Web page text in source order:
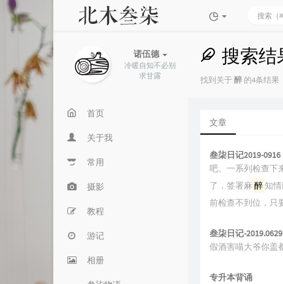
诺伍德
冷暖自知不必别
求甘露
首页
关于我
常用
摄影
教程
游记
相册
搜索结
找到关于醉 的4条结果
文章
叁柒日记2019-0916
吧。一系列检查下
了，签署麻 醉 知
前检查不到位，只
叁柒日记-2019.0629
假酒害喵大爷你盖
专升本背诵